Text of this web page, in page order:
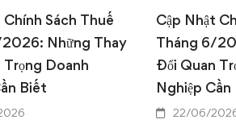
Chính Sách Thuế
Những Thay
Trọng Doanh
Biết
Cập Nhật
Tháng 6/
Đổi Quan
Nghiệp Cần
22/06/